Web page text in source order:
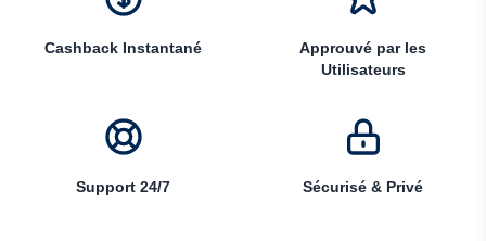
Cashback Instantané
Approuvé par les
Utilisateurs
Support 24/7 Sécurisé & Privé